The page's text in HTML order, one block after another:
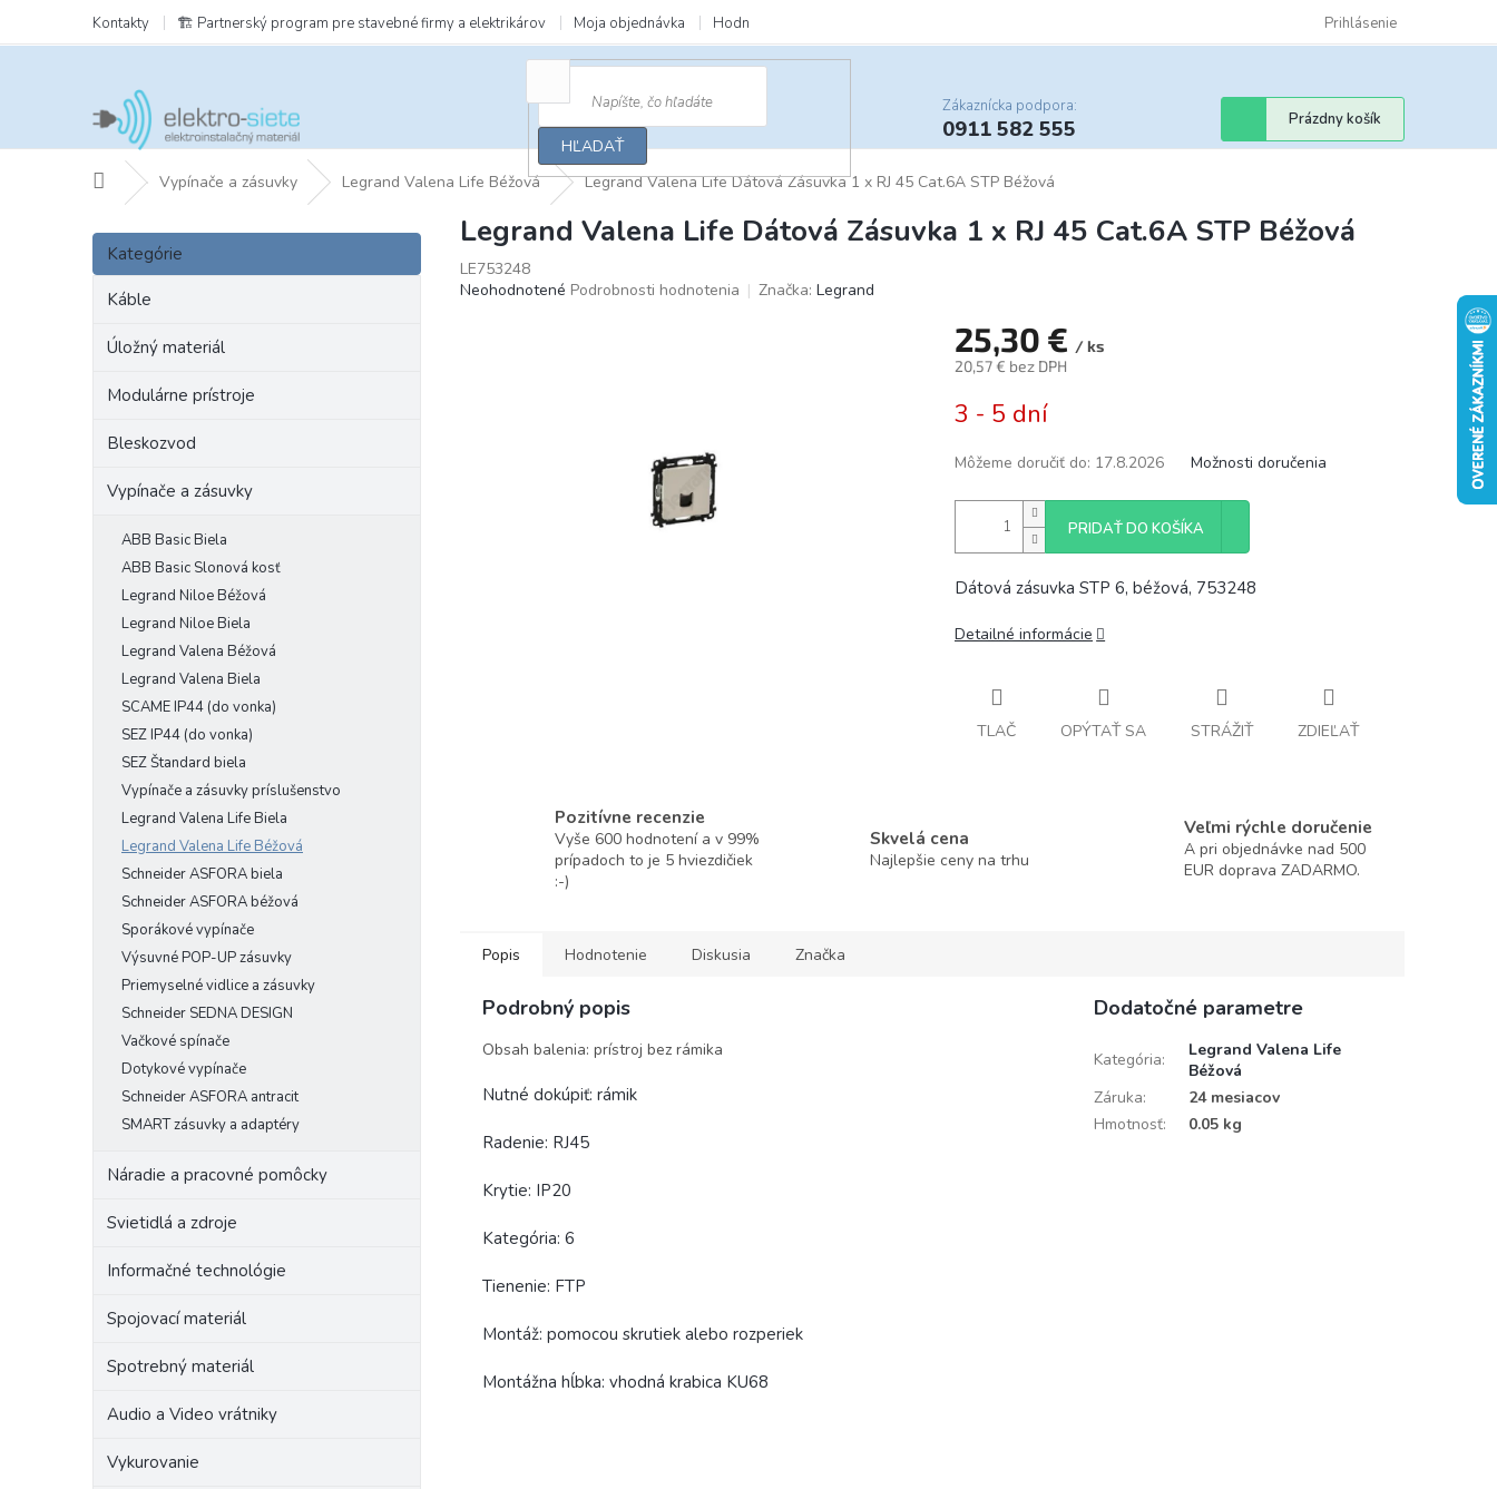
obsah
Kontakty 🏗️ Partnerský program pre stavebné firmy a elektrikárov Moja objednávka Hodnotenie obchodu Obchodné podmienky
Prihlásenie
HĽADAŤ
Zákaznícka podpora:
0911 582 555
Nákupný
košík
Prázdny košík
DomovVypínače a zásuvky Legrand Valena Life Béžová Legrand Valena Life Dátová Zásuvka 1 x RJ 45 Cat.6A STP Béžová
B
č
Preskočiť
kategórie
Kategórie
Káble
Úložný materiál
Modulárne prístroje
Bleskozvod
Vypínače a zásuvky
ABB Basic Biela
ABB Basic Slonová kosť
Legrand Niloe Béžová
Legrand Niloe Biela
Legrand Valena Béžová
Legrand Valena Biela
SCAME IP44 (do vonka)
SEZ IP44 (do vonka)
SEZ Štandard biela
Vypínače a zásuvky príslušenstvo
Legrand Valena Life Biela
Legrand Valena Life Béžová
Schneider ASFORA biela
Schneider ASFORA béžová
Sporákové vypínače
Výsuvné POP-UP zásuvky
Priemyselné vidlice a zásuvky
Schneider SEDNA DESIGN
Vačkové spínače
Dotykové vypínače
Schneider ASFORA antracit
SMART zásuvky a adaptéry
Náradie a pracovné pomôcky
Svietidlá a zdroje
Informačné technológie
Spojovací materiál
Spotrebný materiál
Audio a Video vrátniky
Vykurovanie
Legrand Valena Life Dátová Zásuvka 1 x RJ 45 Cat.6A STP Béžová
LE753248
Priemerné
Neohodnotené Podrobnosti hodnotenia Značka: Legrand
25,30 € / ks
20,57 € bez DPH
cena:
3 - 5 dní
Môžeme doručiť do: 17.8.2026 Možnosti doručenia
PRIDAŤ DO KOŠÍKA
Dátová zásuvka STP 6, béžová, 753248
Detailné informácie
TLAČ OPÝTAŤ SA STRÁŽIŤ ZDIEĽAŤ
Pozitívne recenzie
Vyše 600 hodnotení a v 99%
prípadoch to je 5 hviezdičiek
:-)
Skvelá cena
Najlepšie ceny na trhu
Veľmi rýchle doručenie
A pri objednávke nad 500
EUR doprava ZADARMO.
Popis Hodnotenie Diskusia Značka
Podrobný popis
Obsah balenia: prístroj bez rámika
Nutné dokúpiť: rámik
Radenie: RJ45
Krytie: IP20
Kategória: 6
Tienenie: FTP
Montáž: pomocou skrutiek alebo rozperiek
Montážna hĺbka: vhodná krabica KU68
Dodatočné parametre
Kategória:
Legrand Valena Life
Béžová
Záruka:
24 mesiacov
Hmotnosť: 0.05 kg